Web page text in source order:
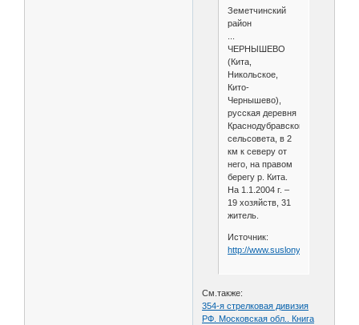
Земетчинский
район
ЧЕРНЫШЕВО
(Кита,
Никольское,
Кито-
Чернышево),
русская деревня
Краснодубравского
сельсовета, в 2
км к северу от
него, на правом
берегу р. Кита.
На 1.1.2004 г. –
19 хозяйств, 31
житель.
Источник:
http://www.suslony.ru/
См.также:
354-я стрелковая дивизия
РФ. Московская обл.. Книга